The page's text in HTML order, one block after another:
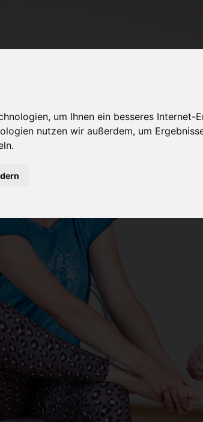
um Ihnen ein besseres Internet-
nutzen wir außerdem, um